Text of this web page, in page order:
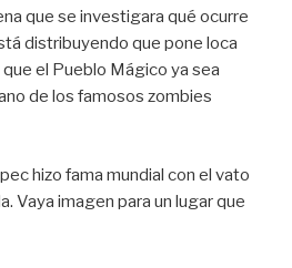
que se investigara qué ocurre
distribuyendo que pone loca
el Pueblo Mágico ya sea
de los famosos zombies
hizo fama mundial con el vato
Vaya imagen para un lugar que